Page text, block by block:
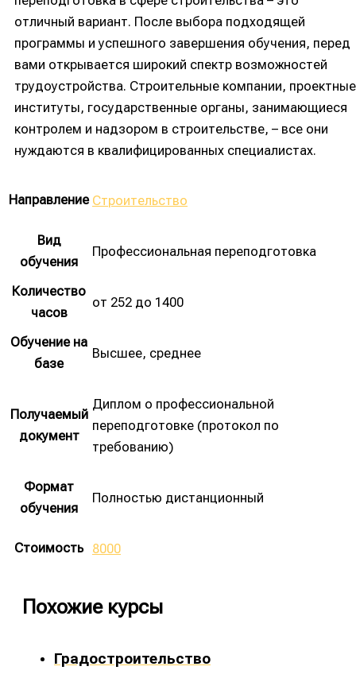
отличный вариант. После выбора подходящей
программы и успешного завершения обучения, перед
вами открывается широкий спектр возможностей
трудоустройства. Строительные компании, проектные
институты, государственные органы, занимающиеся
контролем и надзором в строительстве, – все они
нуждаются в квалифицированных специалистах.
Направление Строительство
Вид
обучения
Профессиональная переподготовка
Количество
часов
от 252 до 1400
Обучение на
базе
Высшее, среднее
Получаемый
документ
Диплом о профессиональной
переподготовке (протокол по
требованию)
Формат
обучения
Полностью дистанционный
Стоимость 8000
Похожие курсы
Градостроительство